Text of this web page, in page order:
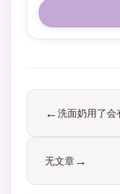
洗面奶用了会
无文章